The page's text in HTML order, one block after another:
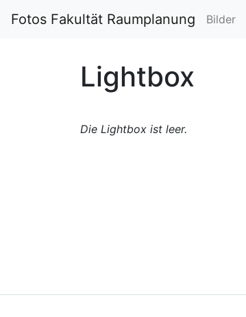
Fotos Fakultät Raumplanung Bilder
Lightbox
Die Lightbox ist leer.